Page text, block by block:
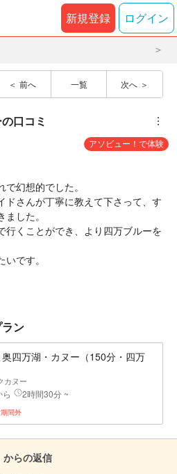
新規登録 ログイン
前へ 一覧 次へ
の口コミ ︙
アソビュー！で体験
幻想的でした。
ドさんが丁寧に教えて下さって、す
した。
行くことができ、より四万ブルーを
です。
ン
四万湖・カヌー（150分・四万
カヌー
2時間30分 ~
間外
からの返信